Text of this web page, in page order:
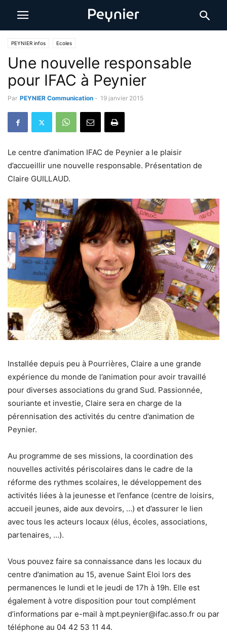
PEYNIER infos Ecoles
Une nouvelle responsable
pour IFAC à Peynier
Par PEYNIER Communication - 19 janvier 2015
Le centre d’animation IFAC de Peynier a le plaisir
d’accueillir une nouvelle responsable. Présentation de
Claire GUILLAUD.
Installée depuis peu à Pourrières, Claire a une grande
expérience du monde de l’animation pour avoir travaillé
pour diverses associations du grand Sud. Passionnée,
souriante et investie, Claire sera en charge de la
pérennisation des activités du centre d’animation de
Peynier.
Au programme de ses missions, la coordination des
nouvelles activités périscolaires dans le cadre de la
réforme des rythmes scolaires, le développement des
activités liées à la jeunesse et l’enfance (centre de loisirs,
accueil jeunes, aide aux devoirs, …) et d’assurer le lien
avec tous les acteurs locaux (élus, écoles, associations,
partenaires, …).
Vous pouvez faire sa connaissance dans les locaux du
centre d’animation au 15, avenue Saint Eloi lors des
permanences le lundi et le jeudi de 17h à 19h. Elle est
également à votre disposition pour tout complément
d’informations par e-mail à mpt.peynier@ifac.asso.fr ou par
téléphone au 04 42 53 11 44.